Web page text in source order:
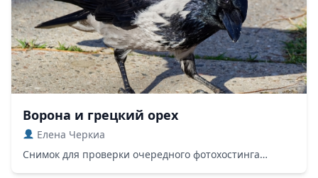
Ворона и грецкий орех
Елена Черкиа
Снимок для проверки очередного фотохостинга…